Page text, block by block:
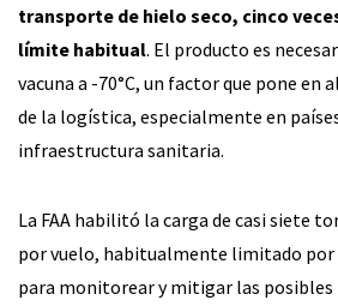
transporte de hielo seco, cinco
límite habitual. El producto es
vacuna a -70°C, un factor que pone en
de la logística, especialmente en
infraestructura sanitaria.
La FAA habilitó la carga de casi siete
por vuelo, habitualmente limitado por
para monitorear y mitigar las posibles